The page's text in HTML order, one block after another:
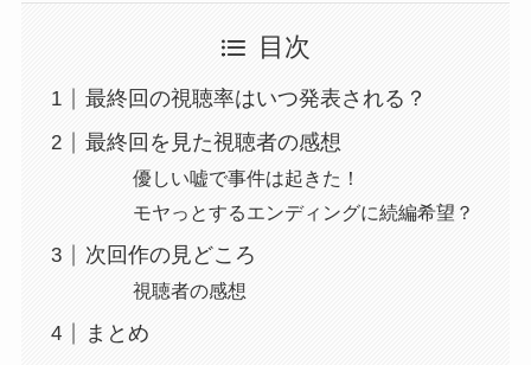
目次
最終回の視聴率はいつ発表される？
最終回を見た視聴者の感想
優しい嘘で事件は起きた！
モヤっとするエンディングに続編希望？
次回作の見どころ
視聴者の感想
まとめ